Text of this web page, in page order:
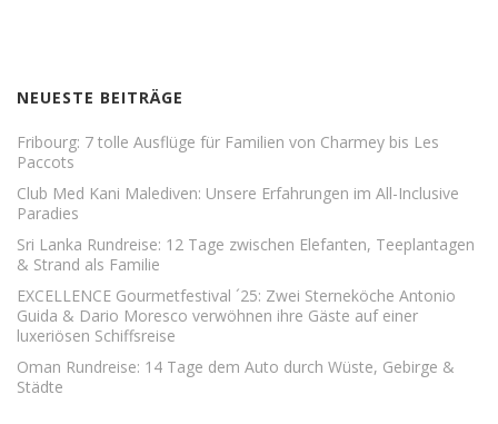
NEUESTE BEITRÄGE
Fribourg: 7 tolle Ausflüge für Familien von Charmey bis Les
Paccots
Club Med Kani Malediven: Unsere Erfahrungen im All-Inclusive
Paradies
Sri Lanka Rundreise: 12 Tage zwischen Elefanten, Teeplantagen
& Strand als Familie
EXCELLENCE Gourmetfestival ´25: Zwei Sterneköche Antonio
Guida & Dario Moresco verwöhnen ihre Gäste auf einer
luxeriösen Schiffsreise
Oman Rundreise: 14 Tage dem Auto durch Wüste, Gebirge &
Städte